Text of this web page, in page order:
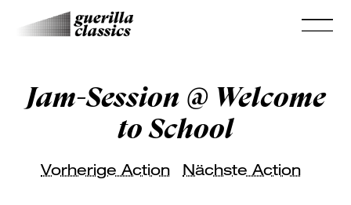
Jam-Session @ Welcome
to School
Vorherige Action Nächste Action